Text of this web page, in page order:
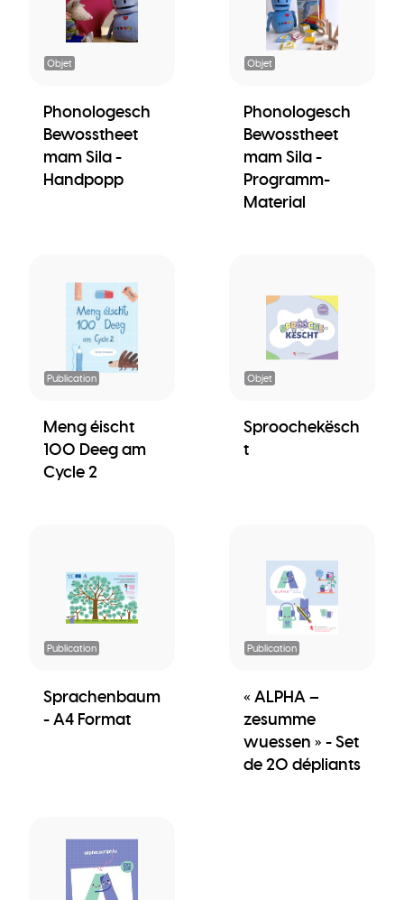
Objet
Phonologesch
Bewosstheet
mam Sila -
Handpopp
Objet
Phonologesch
Bewosstheet
mam Sila -
Programm-
Material
Publication
Meng éischt
100 Deeg am
Cycle 2
Objet
Sproochekësch
t
Publication
Sprachenbaum
- A4 Format
Publication
« ALPHA –
zesumme
wuessen » - Set
de 20 dépliants